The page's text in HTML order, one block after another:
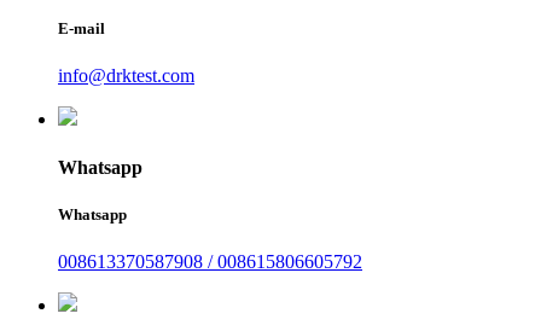
E-mail
info@drktest.com
Whatsapp
Whatsapp
008613370587908 / 008615806605792